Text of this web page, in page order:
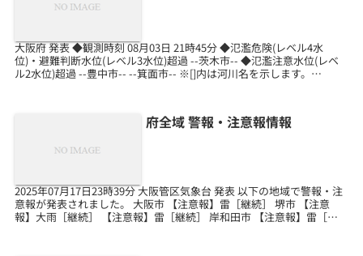
大阪府 発表 ◆観測時刻 08月03日 21時45分 ◆氾濫危険(レベル4水
位)・避難判断水位(レベル3水位)超過 --茨木市-- ◆氾濫注意水位(レベ
ル2水位)超過 --豊中市-- --箕面市-- ※[]内は河川名を示します。
府全域 警報・注意報情報
2025年07月17日23時39分 大阪管区気象台 発表 以下の地域で警報・注
意報が発表されました。 大阪市 【注意報】雷［継続］ 堺市 【注意
報】大雨［継続］ 【注意報】雷［継続］ 岸和田市 【注意報】雷［継